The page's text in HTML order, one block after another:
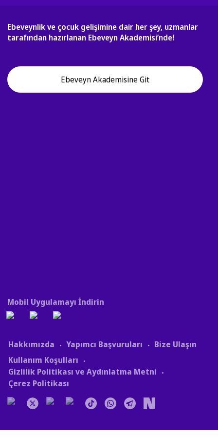
Ebeveynlik ve çocuk gelişimine dair her şey, uzmanlar
tarafından hazırlanan Ebeveyn Akademisi’nde!
Ebeveyn Akademisine Git
Mobil Uygulamayı İndirin
Hakkımızda Yapımcı Başvuruları
Bize Ulaşın
Kullanım Koşulları
Gizlilik Politikası ve Aydınlatma Metni
Çerez Politikası